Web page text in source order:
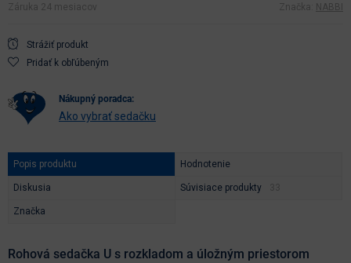
Záruka 24 mesiacov Značka: NABBI
Strážiť produkt
Pridať k obľúbeným
nákupný poradca:
Ako vybrať sedačku
Popis produktu Hodnotenie
Diskusia Súvisiace produkty
Značka
Rohová sedačka U s rozkladom a úložným priestorom